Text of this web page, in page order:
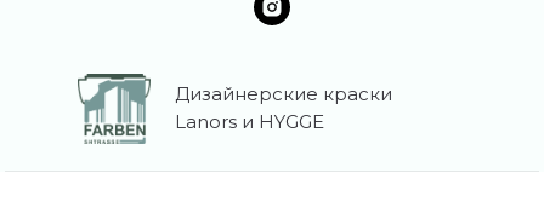
Дизайнерские краски
Lanors и HYGGE